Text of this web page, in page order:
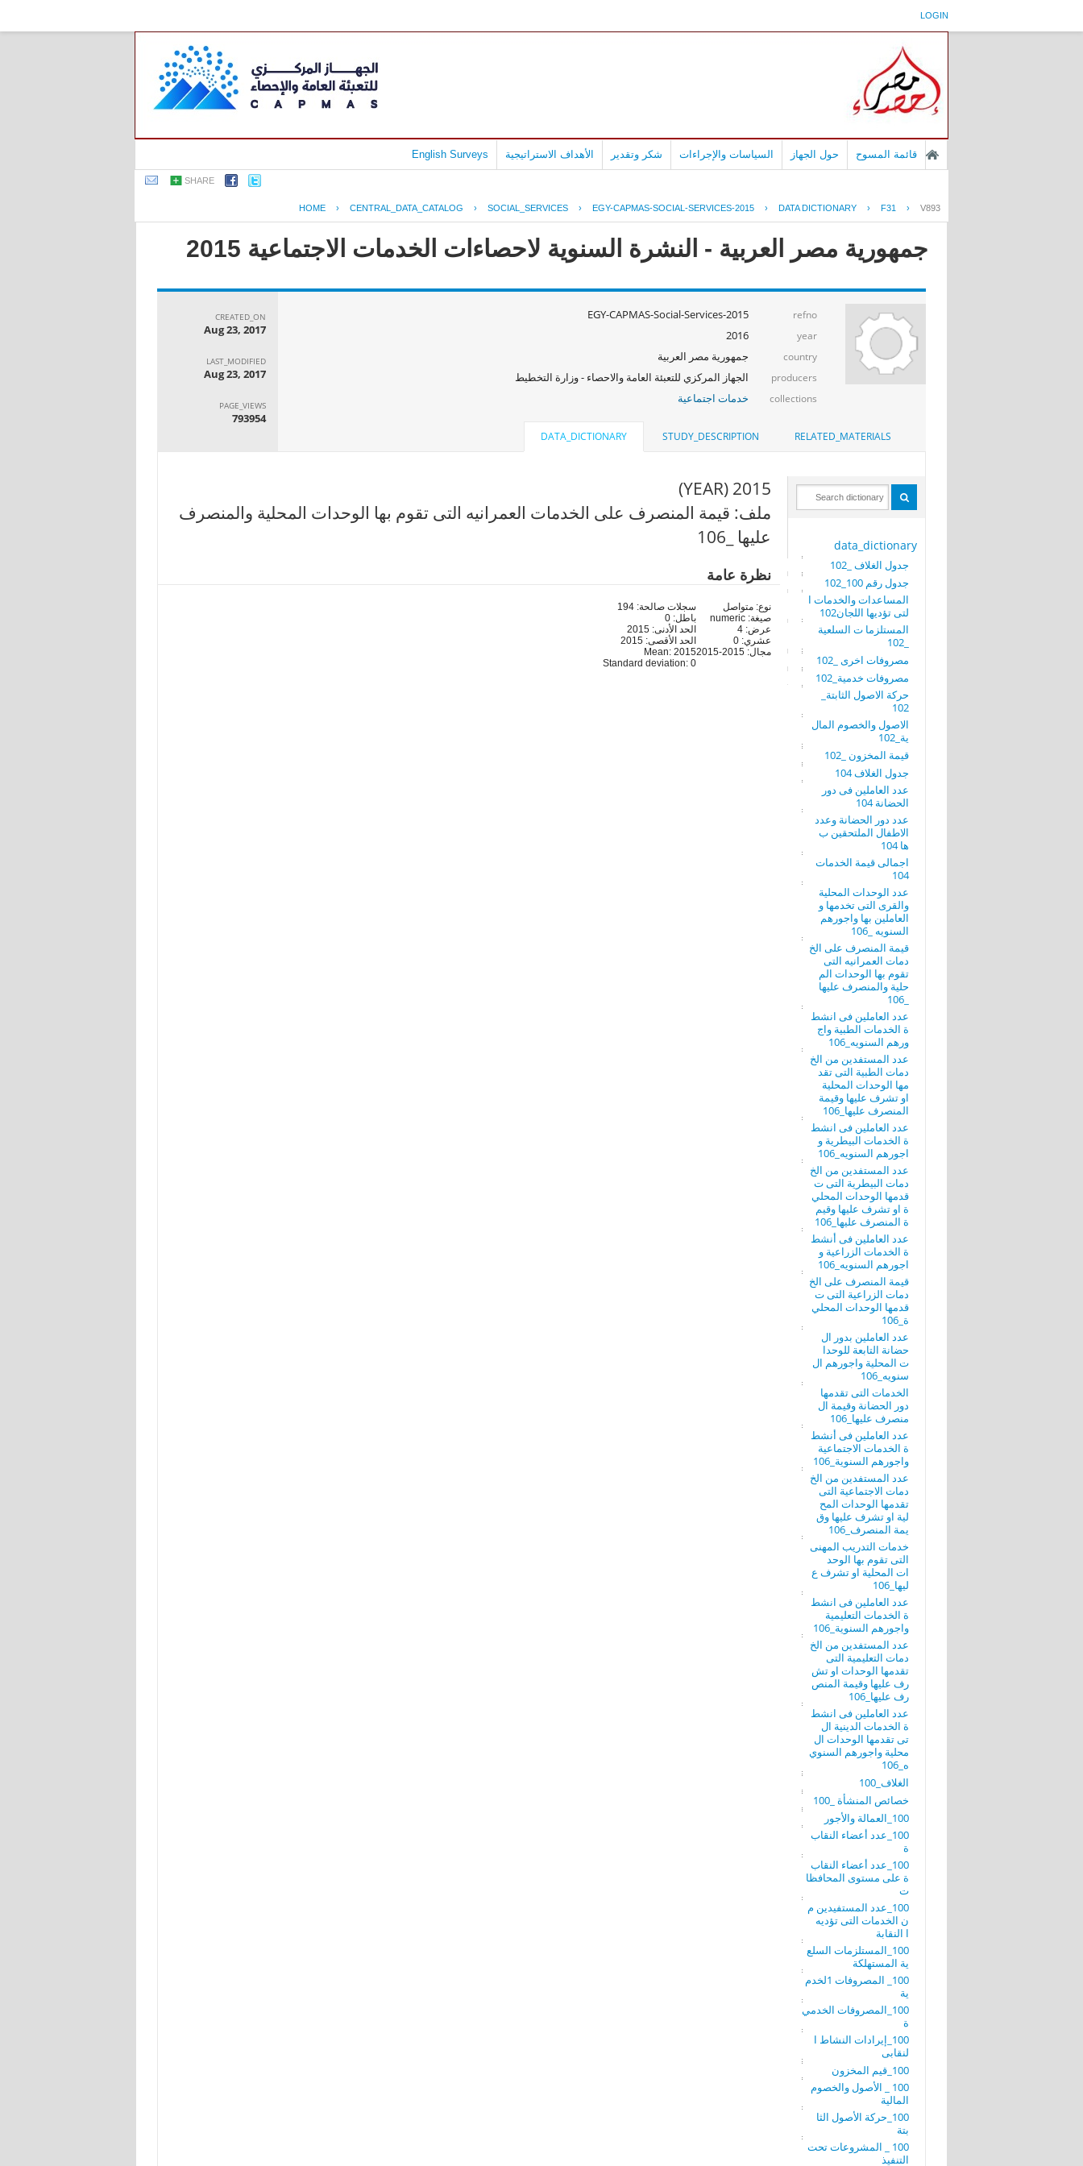
LOGIN
قائمة المسوح حول الجهاز السياسات والإجراءات شكر وتقدير الأهداف الاستراتيجية English Surveys
SHARE
HOME › CENTRAL_DATA_CATALOG › SOCIAL_SERVICES › EGY-CAPMAS-SOCIAL-SERVICES-2015 › DATA DICTIONARY › F31 › V893
جمهورية مصر العربية - النشرة السنوية لاحصاءات الخدمات الاجتماعية 2015
refno
EGY-CAPMAS-Social-Services-2015
year
2016
country جمهورية مصر العربية
producers الجهاز المركزي للتعبئة العامة والاحصاء - وزارة التخطيط
collections خدمات اجتماعية
CREATED_ON
Aug 23, 2017
LAST_MODIFIED
Aug 23, 2017
PAGE_VIEWS
793954
RELATED_MATERIALS
STUDY_DESCRIPTION
DATA_DICTIONARY
data_dictionary
جدول الغلاف _102
جدول رقم 100_102
المساعدات والخدمات ا
لتى تؤديها اللجان102
المستلزما ت السلعية
مصروفات اخرى _102
مصروفات خدمية_102
حركة الاصول الثابتة_
102
الاصول والخصوم المال
ية_102
قيمة المخزون _102
جدول الغلاف 104
عدد العاملين فى دور
الحضانة 104
عدد دور الحضانة وعدد
الاطفال الملتحقين ب
ها 104
اجمالى قيمة الخدمات
104
عدد الوحدات المحلية
والقرى التى تخدمها و
العاملين بها واجورهم
السنويه _106
قيمة المنصرف على الخ
دمات العمرانيه التى
تقوم بها الوحدات الم
حلية والمنصرف عليها
عدد العاملين فى انشط
ة الخدمات الطبية واج
ورهم السنويه_106
عدد المستفدين من الخ
دمات الطبية التى تقد
مها الوحدات المحلية
او تشرف عليها وقيمة
المنصرف عليها_106
عدد العاملين فى انشط
ة الخدمات البيطرية و
اجورهم السنويه_106
عدد المستفدين من الخ
دمات البيطرية التى ت
قدمها الوحدات المحلي
ة او تشرف عليها وقيم
ة المنصرف عليها_106
عدد العاملين فى أنشط
ة الخدمات الزراعية و
اجورهم السنويه_106
قيمة المنصرف على الخ
دمات الزراعية التى ت
قدمها الوحدات المحلي
ة_106
عدد العاملين بدور ال
حضانة التابعة للوحدا
ت المحلية واجورهم ال
سنويه_106
الخدمات التى تقدمها
دور الحضانة وقيمة ال
منصرف عليها_106
عدد العاملين فى أنشط
ة الخدمات الاجتماعية
واجورهم السنوية_106
عدد المستفدين من الخ
دمات الاجتماعية التى
تقدمها الوحدات المح
لية او تشرف عليها وق
يمة المنصرف_106
خدمات التدريب المهنى
التى تقوم بها الوحد
ات المحلية او تشرف ع
ليها_106
عدد العاملين فى انشط
ة الخدمات التعليمية
واجورهم السنوية_106
عدد المستفدين من الخ
دمات التعليمية التى
تقدمها الوحدات او تش
رف عليها وقيمة المنص
رف عليها_106
عدد العاملين فى انشط
ة الخدمات الدينية ال
تى تقدمها الوحدات ال
محلية واجورهم السنوي
ه_106
الغلاف_100
خصائص المنشأة _100
100_العمالة والأجور
100_عدد أعضاء النقاب
ة
100_عدد أعضاء النقاب
ة على مستوى المحافظا
ت
100_عدد المستفيدين م
ن الخدمات التى تؤديه
ا النقابة
100_المستلزمات السلع
ية المستهلكة
100_ المصروفات 1لخدم
ية
100_المصروفات الخدمي
ة
100_إيرادات النشاط ا
لنقابى
100_قيم المخزون
100 _ الأصول والخصوم
المالية
100_حركة الأصول الثا
بتة
100 _ المشروعات تحت
التنفيذ
2015 (YEAR)
ملف: قيمة المنصرف على الخدمات العمرانيه التى تقوم بها الوحدات المحلية والمنصرف
عليها _106
نظرة عامة
نوع: متواصل
صيغة: numeric
عرض: 4
عشري: 0
مجال: 2015-2015
سجلات صالحة: 194
باطل: 0
الحد الأدنى: 2015
الحد الأقصى: 2015
Mean: 2015
Standard deviation: 0